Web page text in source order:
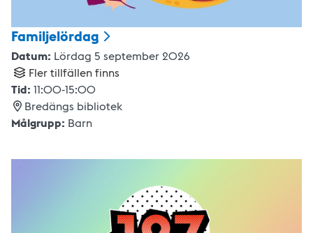
Familjelördag
Datum: Lördag 5 september 2026
Fler tillfällen finns
Tid: 11:00-15:00
Bredängs bibliotek
Målgrupp: Barn